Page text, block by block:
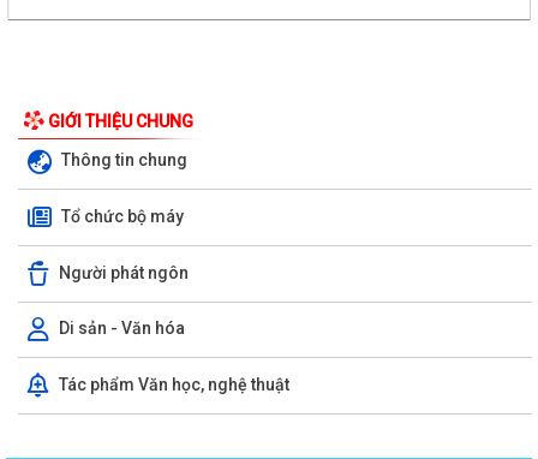
GIỚI THIỆU CHUNG
Thông tin chung
Tổ chức bộ máy
Người phát ngôn
Di sản - Văn hóa
Tác phẩm Văn học, nghệ thuật